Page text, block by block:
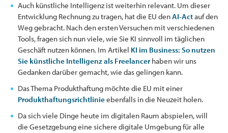
Auch künstliche Intelligenz ist weiterhin relevant. Um dieser
Entwicklung Rechnung zu tragen, hat die EU denAI-Actauf den
Weg gebracht. Nach den ersten Versuchen mit verschiedenen
Tools, fragen sich nun viele, wie Sie KI sinnvoll im täglichen
Geschäft nutzen können. Im Artikel KI im Business: So nutzen
Sie künstliche Intelligenz als Freelancer haben wir uns
Gedanken darüber gemacht, wie das gelingen kann.
Das Thema Produkthaftung möchte die EU mit einer
Produkthaftungsrichtlinieebenfalls in die Neuzeit holen.
Da sich viele Dinge heute im digitalen Raum abspielen, will
die Gesetzgebung eine sichere digitale Umgebung für alle